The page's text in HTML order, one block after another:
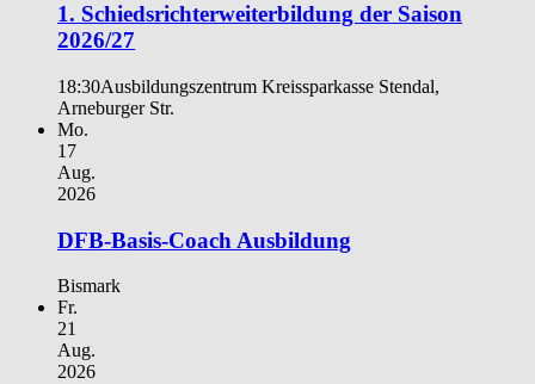
1. Schiedsrichterweiterbildung der Saison
2026/27
18:30Ausbildungszentrum Kreissparkasse Stendal,
Arneburger Str.
Mo.
17
Aug.
2026
DFB-Basis-Coach Ausbildung
Bismark
Fr.
21
Aug.
2026